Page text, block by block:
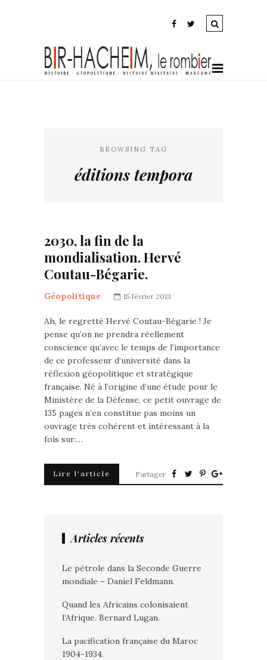
BROWSING TAG
éditions tempora
2030, la fin de la
mondialisation. Hervé
Coutau-Bégarie.
Géopolitique 15 février 2013
Ah, le regretté Hervé Coutau-Bégarie ! Je
pense qu’on ne prendra réellement
conscience qu’avec le temps de l’importance
de ce professeur d’université dans la
réflexion géopolitique et stratégique
française. Né à l’origine d’une étude pour le
Ministère de la Défense, ce petit ouvrage de
135 pages n’en constitue pas moins un
ouvrage très cohérent et intéressant à la
fois sur:…
Lire l'article Partager
Articles récents
Le pétrole dans la Seconde Guerre
mondiale – Daniel Feldmann.
Quand les Africains colonisaient
l’Afrique. Bernard Lugan.
La pacification française du Maroc
1904-1934.